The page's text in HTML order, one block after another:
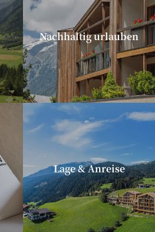
Nachhaltig urlauben
Lage & Anreise